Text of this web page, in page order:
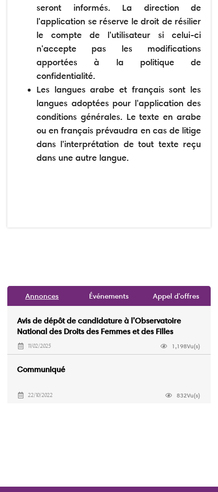
Annonces Événements Appel d'offres
Avis de dépôt de candidature à l’Observatoire
National des Droits des Femmes et des Filles
(ONDFF)
11/02/2025 1,198Vu(s)
Communiqué
22/10/2022 832Vu(s)
seront informés. La direction de
l'application se réserve le droit de résilier
le compte de l'utilisateur si celui-ci
n'accepte pas les modifications
apportées à la politique de
confidentialité.
Les langues arabe et français sont les
langues adoptées pour l'application des
conditions générales. Le texte en arabe
ou en français prévaudra en cas de litige
dans l'interprétation de tout texte reçu
dans une autre langue.